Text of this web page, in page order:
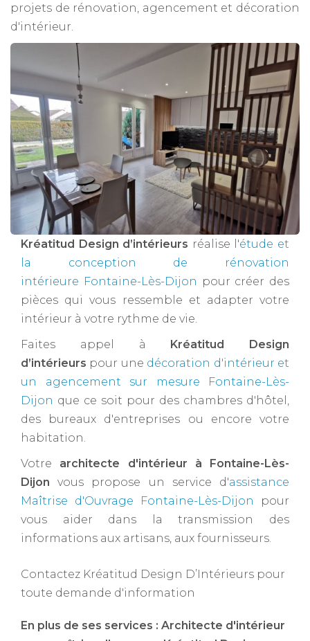
projets de rénovation, agencement et décoration
d'intérieur.
Kréatitud Design d’intérieurs réalise l'étude et
la conception de rénovation
intérieure Fontaine-Lès-Dijon pour créer des
pièces qui vous ressemble et adapter votre
intérieur à votre rythme de vie.
Faites appel à
Kréatitud Design
d’intérieurs pour une décoration d'intérieur et
un agencement sur mesure Fontaine-Lès-
Dijon que ce soit pour des chambres d'hôtel,
des bureaux d'entreprises ou encore votre
habitation.
Votre architecte d'intérieur à Fontaine-Lès-
Dijon ​vous propose un service d'assistance
Maîtrise d'Ouvrage Fontaine-Lès-Dijon
pour
vous aider dans la transmission des
informations aux artisans, aux fournisseurs.
Contactez Kréatitud Design D’Intérieurs pour
toute demande d'information
En plus de ses services : Architecte d'intérieur